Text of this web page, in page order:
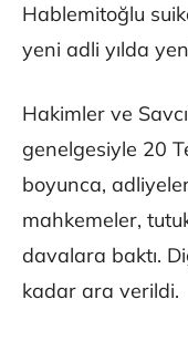
Hablemitoğlu
yeni adli yılda
Hakimler ve
genelgesiyle 20
boyunca,
mahkemeler,
davalara baktı.
kadar ara verildi.